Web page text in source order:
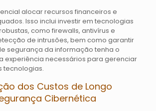
alocar recursos financeiros e
Isso inclui investir em tecnologias
como firewalls, antivírus e
de intrusões, bem como garantir
segurança da informação tenha o
experiência necessários para gerenciar
tecnologias.
dos Custos de Longo
Cibernética